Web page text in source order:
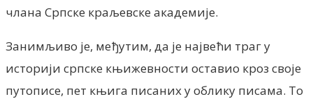
члана Српске краљевске академије.
Занимљиво је, међутим, да је највећи траг у
историји српске књижевности оставио кроз своје
путописе, пет књига писаних у облику писама. То